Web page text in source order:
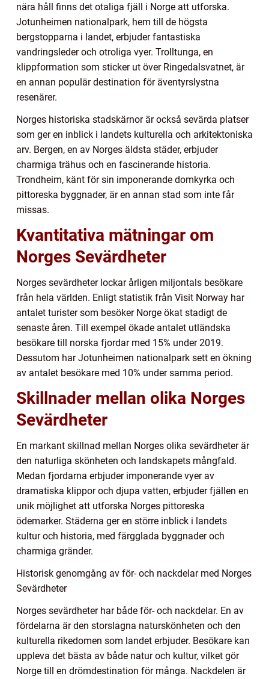
nära håll finns det otaliga fjäll i Norge att utforska.
Jotunheimen nationalpark, hem till de högsta
bergstopparna i landet, erbjuder fantastiska
vandringsleder och otroliga vyer. Trolltunga, en
klippformation som sticker ut över Ringedalsvatnet, är
en annan populär destination för äventyrslystna
resenärer.
Norges historiska stadskärnor är också sevärda platser
som ger en inblick i landets kulturella och arkitektoniska
arv. Bergen, en av Norges äldsta städer, erbjuder
charmiga trähus och en fascinerande historia.
Trondheim, känt för sin imponerande domkyrka och
pittoreska byggnader, är en annan stad som inte får
missas.
Kvantitativa mätningar om
Norges Sevärdheter
Norges sevärdheter lockar årligen miljontals besökare
från hela världen. Enligt statistik från Visit Norway har
antalet turister som besöker Norge ökat stadigt de
senaste åren. Till exempel ökade antalet utländska
besökare till norska fjordar med 15% under 2019.
Dessutom har Jotunheimen nationalpark sett en ökning
av antalet besökare med 10% under samma period.
Skillnader mellan olika Norges
Sevärdheter
En markant skillnad mellan Norges olika sevärdheter är
den naturliga skönheten och landskapets mångfald.
Medan fjordarna erbjuder imponerande vyer av
dramatiska klippor och djupa vatten, erbjuder fjällen en
unik möjlighet att utforska Norges pittoreska
ödemarker. Städerna ger en större inblick i landets
kultur och historia, med färgglada byggnader och
charmiga gränder.
Historisk genomgång av för- och nackdelar med Norges
Sevärdheter
Norges sevärdheter har både för- och nackdelar. En av
fördelarna är den storslagna naturskönheten och den
kulturella rikedomen som landet erbjuder. Besökare kan
uppleva det bästa av både natur och kultur, vilket gör
Norge till en drömdestination för många. Nackdelen är